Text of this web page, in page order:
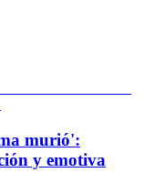
murió':
y emotiva